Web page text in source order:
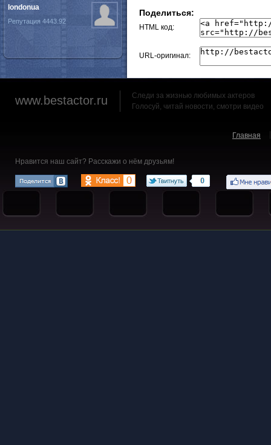
Поделиться:
HTML код:
URL-оригинал:
londonua
Репутация 4443.92
www.bestactor.ru
Следи за жизнью любимых актеров
Голосуй, читай новости, смотри видео
Главная
Нравится наш сайт? Расскажи о нём друзьям!